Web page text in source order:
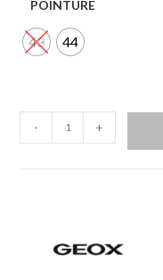
POINTURE
43 44
- +